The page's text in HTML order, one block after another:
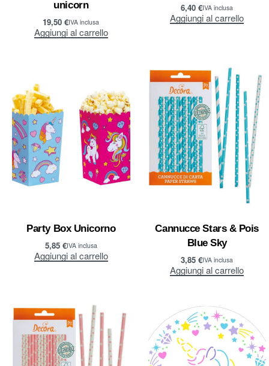
unicorn
19,50€IVA inclusa
Aggiungi al carrello
6,40€IVA inclusa
Aggiungi al carrello
Party Box Unicorno
5,85 €IVA inclusa
Aggiungi al carrello
Cannucce Stars & Pois
Blue Sky
3,85€IVA inclusa
Aggiungi al carrello